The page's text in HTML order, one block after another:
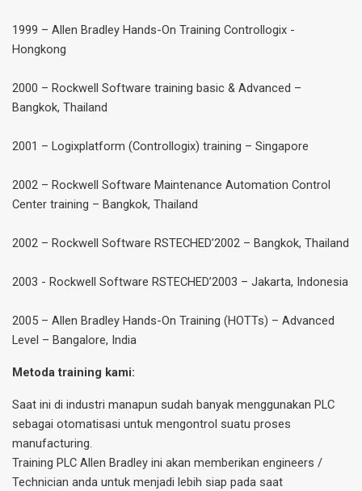
1999 – Allen Bradley Hands-On Training Controllogix -
Hongkong
2000 – Rockwell Software training basic & Advanced –
Bangkok, Thailand
2001 – Logixplatform (Controllogix) training – Singapore
2002 – Rockwell Software Maintenance Automation Control
Center training – Bangkok, Thailand
2002 – Rockwell Software RSTECHED’2002 – Bangkok, Thailand
2003 - Rockwell Software RSTECHED’2003 – Jakarta, Indonesia
2005 – Allen Bradley Hands-On Training (HOTTs) – Advanced
Level – Bangalore, India
Metoda training kami:
Saat ini di industri manapun sudah banyak menggunakan PLC
sebagai otomatisasi untuk mengontrol suatu proses
manufacturing.
Training PLC Allen Bradley ini akan memberikan engineers /
Technician anda untuk menjadi lebih siap pada saat